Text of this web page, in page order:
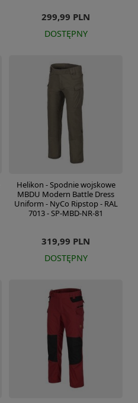
299,99 PLN
DOSTĘPNY
Helikon - Spodnie wojskowe
MBDU Modern Battle Dress
Uniform - NyCo Ripstop - RAL
7013 - SP-MBD-NR-81
319,99 PLN
DOSTĘPNY